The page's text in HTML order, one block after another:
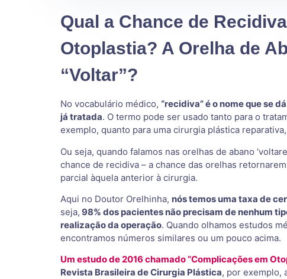
Qual a Chance de
Otoplastia? A Orelha de
“Voltar”?
No vocabulário médico, “recidiva” é o nome que se
já tratada. O termo pode ser usado tanto para o
exemplo, quanto para uma cirurgia plástica
Ou seja, quando falamos nas orelhas de abano
chance de recidiva – a chance das orelhas
parcial àquela anterior à cirurgia.
Aqui no Doutor Orelhinha, nós temos uma taxa de
seja, 98% dos pacientes não precisam de nenhum
realização da operação. Quando olhamos estudos
encontramos números similares ou um pouco acima.
Um estudo de 2016 chamado “Complicações em
Revista Brasileira de Cirurgia Plástica, por exemplo,